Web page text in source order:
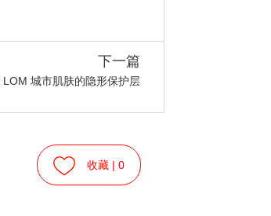
下一篇
LOM 城市肌肤的隐形保护层
收藏 | 0